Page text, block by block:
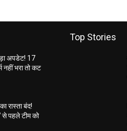
अपडेट! 17
भरा तो कट
रास्ता बंद!
पहले टीम को
Top Stories